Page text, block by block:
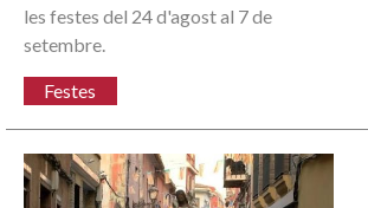
les festes del 24 d'agost al 7 de
setembre.
Festes